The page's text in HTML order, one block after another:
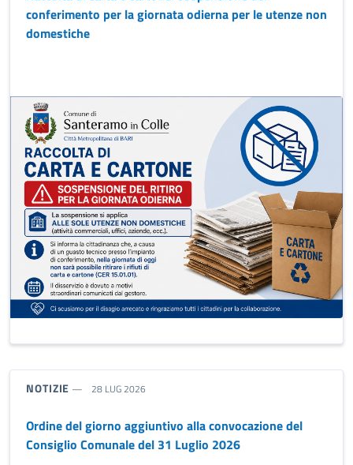
conferimento per la giornata odierna per le utenze non
domestiche
TIPO NOTIZIA:
NOTIZIE 28 LUG 2026
Ordine del giorno aggiuntivo alla convocazione del
Consiglio Comunale del 31 Luglio 2026